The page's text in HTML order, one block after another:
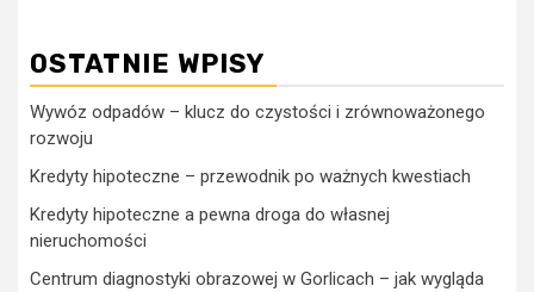
OSTATNIE WPISY
Wywóz odpadów – klucz do czystości i zrównoważonego
rozwoju
Kredyty hipoteczne – przewodnik po ważnych kwestiach
Kredyty hipoteczne a pewna droga do własnej
nieruchomości
Centrum diagnostyki obrazowej w Gorlicach – jak wygląda